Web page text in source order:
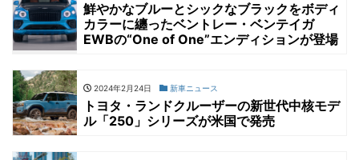
鮮やかなブルーとシックなブラックをボディ
カラーに纏ったベントレー・ベンテイガ
EWBの“One of One”エンディションが登場
2024年2月24日 新車ニュース
トヨタ・ランドクルーザーの新世代中核モデ
ル「250」シリーズが米国で発売